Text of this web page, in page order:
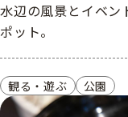
水辺の風景とイベン
ポット。
観る・遊ぶ 公園